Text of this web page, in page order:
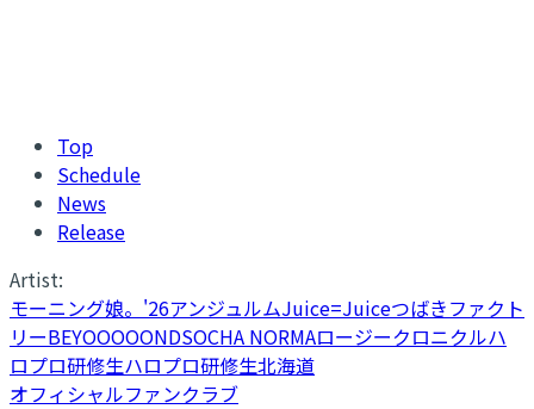
Top
Schedule
News
Release
Artist:
モーニング娘。'26アンジュルムJuice=Juiceつばきファクト
リーBEYOOOOONDSOCHA NORMAロージークロニクルハ
ロプロ研修生ハロプロ研修生北海道
オフィシャルファンクラブ